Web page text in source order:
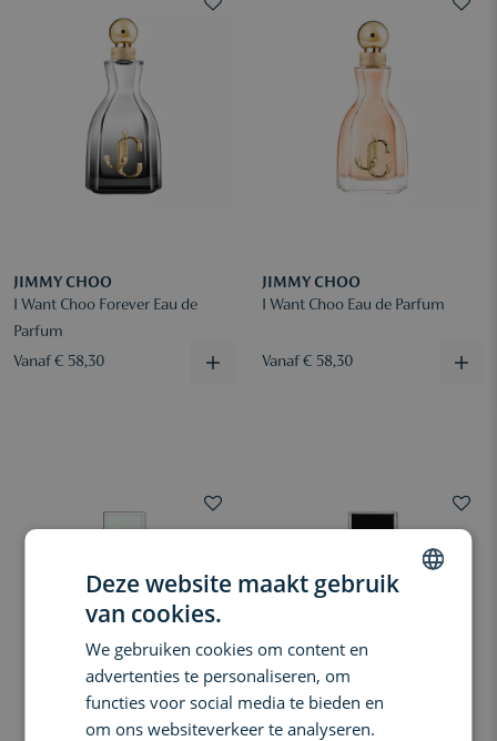
JIMMY CHOO
I Want Choo Forever Eau de
Parfum
Vanaf € 58,30
JIMMY CHOO
I Want Choo Eau de Parfum
Vanaf € 58,30
Deze website maakt gebruik
van cookies.
We gebruiken cookies om content en
advertenties te personaliseren, om
functies voor social media te bieden en
om ons websiteverkeer te analyseren.